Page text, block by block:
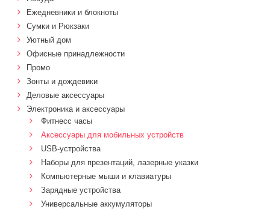
Ежедневники и блокноты
Сумки и Рюкзаки
Уютный дом
Офисные принадлежности
Промо
Зонты и дождевики
Деловые аксессуары
Электроника и аксессуары
Фитнесс часы
Аксессуары для мобильных устройств
USB-устройства
Наборы для презентаций, лазерные указки
Компьютерные мыши и клавиатуры
Зарядные устройства
Универсальные аккумуляторы